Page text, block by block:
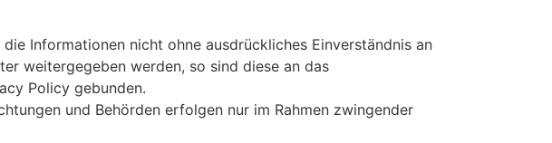
Informationen nicht ohne ausdrückliches Einverständnis an
weitergegeben werden, so sind diese an das
Policy gebunden.
und Behörden erfolgen nur im Rahmen zwingender